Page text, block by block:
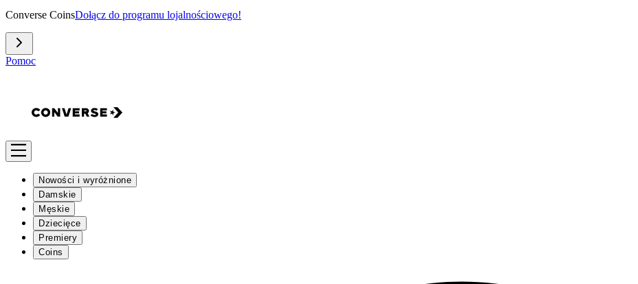
Converse CoinsDołącz do programu lojalnościowego!
Pomoc
Nowości i wyróżnione
Damskie
Męskie
Dziecięce
Premiery
Coins